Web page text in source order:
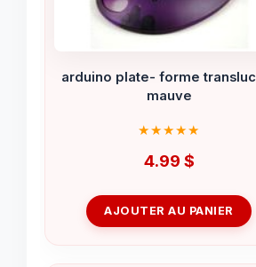
arduino plate- forme
mauve
4.99 $
AJOUTER AU PANIER